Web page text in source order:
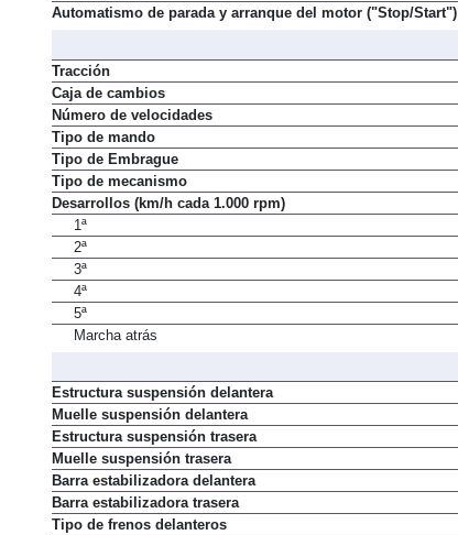
Automatismo de parada y arranque del motor ("Stop/Start")
Tracción
Caja de cambios
Número de velocidades
Tipo de mando
Tipo de Embrague
Tipo de mecanismo
Desarrollos (km/h cada 1.000 rpm)
1ª
2ª
3ª
4ª
5ª
Marcha atrás
Estructura suspensión delantera
Muelle suspensión delantera
Estructura suspensión trasera
Muelle suspensión trasera
Barra estabilizadora delantera
Barra estabilizadora trasera
Tipo de frenos delanteros